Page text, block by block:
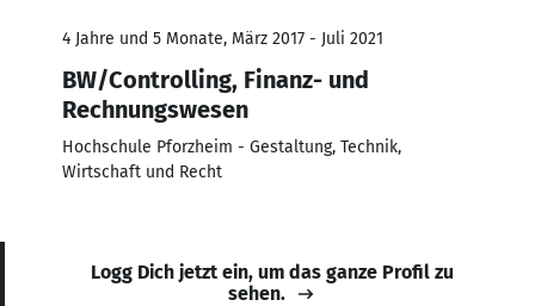
4 Jahre und 5 Monate, März 2017 - Juli 2021
BW/Controlling, Finanz- und
Rechnungswesen
Hochschule Pforzheim - Gestaltung, Technik,
Wirtschaft und Recht
Logg Dich jetzt ein, um das ganze Profil zu
sehen.